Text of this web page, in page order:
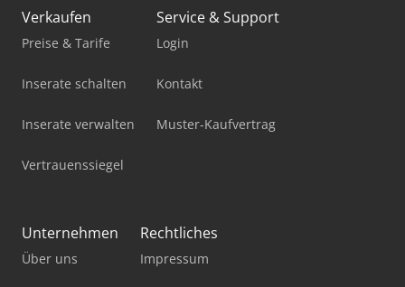
Komatsu Pc490Lc-11
Komatsu Pc55Mr-3
Komatsu Pc80Mr-3
Komatsu Wa100M-6
Komatsu Wa250-5
Verkaufen
Preise & Tarife
Inserate schalten
Inserate verwalten
Vertrauenssiegel
Service & Support
Login
Kontakt
Muster-Kaufvertrag
Unternehmen
Über uns
Rechtliches
Impressum